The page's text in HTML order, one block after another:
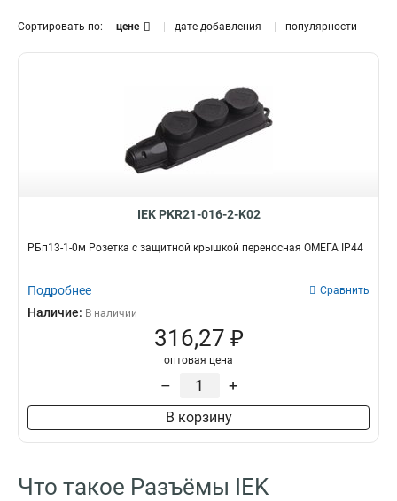
Сортировать по: цене дате добавления популярности
IEK PKR21-016-2-K02
РБп13-1-0м Розетка с защитной крышкой переносная ОМЕГА IP44
Подробнее Сравнить
Наличие: В наличии
316,27 ₽
оптовая цена
– +
В корзину
Что такое Разъёмы IEK